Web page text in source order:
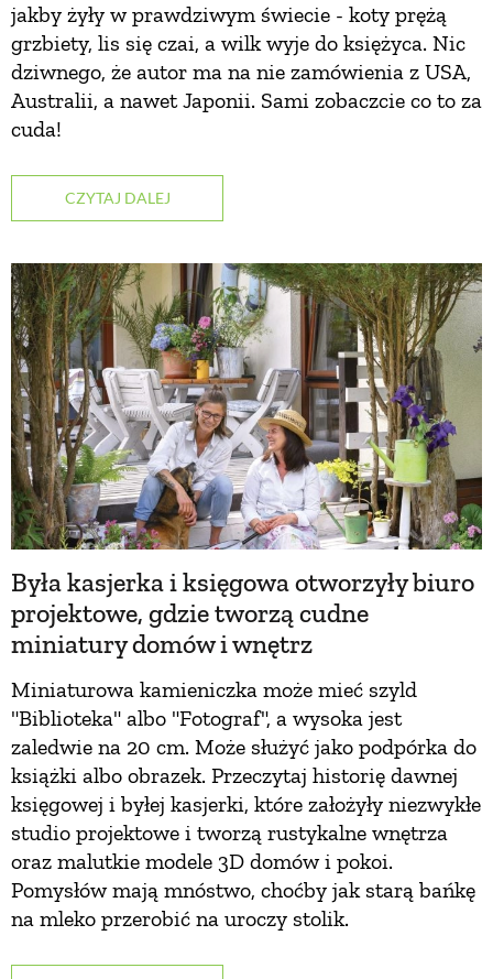
jakby żyły w prawdziwym świecie - koty prężą
grzbiety, lis się czai, a wilk wyje do księżyca. Nic
dziwnego, że autor ma na nie zamówienia z USA,
Australii, a nawet Japonii. Sami zobaczcie co to za
cuda!
CZYTAJ DALEJ
Była kasjerka i księgowa otworzyły biuro
projektowe, gdzie tworzą cudne
miniatury domów i wnętrz
Miniaturowa kamieniczka może mieć szyld
"Biblioteka" albo "Fotograf", a wysoka jest
zaledwie na 20 cm. Może służyć jako podpórka do
książki albo obrazek. Przeczytaj historię dawnej
księgowej i byłej kasjerki, które założyły niezwykłe
studio projektowe i tworzą rustykalne wnętrza
oraz malutkie modele 3D domów i pokoi.
Pomysłów mają mnóstwo, choćby jak starą bańkę
na mleko przerobić na uroczy stolik.